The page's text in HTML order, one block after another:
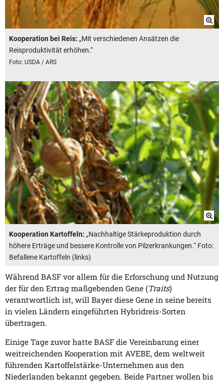
Kooperation bei Reis: „Mit verschiedenen Ansätzen die
Reisproduktivität erhöhen.“
Foto: USDA / ARS
Kooperation Kartoffeln: „Nachhaltige Stärkeproduktion durch
höhere Erträge und bessere Kontrolle von Pilzerkrankungen.“ Foto:
Befallene Kartoffeln (links)
Während BASF vor allem für die Erforschung und Nutzung
der für den Ertrag maßgebenden Gene (Traits)
verantwortlich ist, will Bayer diese Gene in seine bereits
in vielen Ländern eingeführten Hybridreis-Sorten
übertragen.
Einige Tage zuvor hatte BASF die Vereinbarung einer
weitreichenden Kooperation mit AVEBE, dem weltweit
führenden Kartoffelstärke-Unternehmen aus den
Niederlanden bekannt gegeben. Beide Partner wollen bis